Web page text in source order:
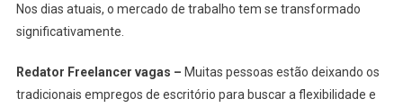
Nos dias atuais, o mercado de trabalho tem se transformado
significativamente.
Redator Freelancer vagas – Muitas pessoas estão deixando os
tradicionais empregos de escritório para buscar a flexibilidade e